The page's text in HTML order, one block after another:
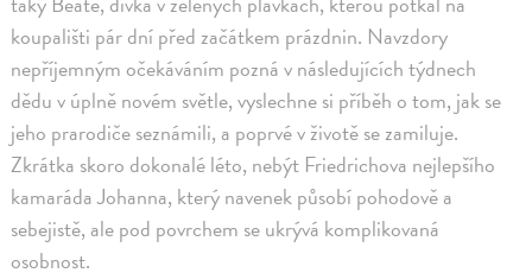
koupališti pár dní před začátkem prázdnin. Navzdory
nepříjemným očekáváním pozná v následujících týdnech
dědu v úplně novém světle, vyslechne si příběh o tom, jak se
jeho prarodiče seznámili, a poprvé v životě se zamiluje.
Zkrátka skoro dokonalé léto, nebýt Friedrichova nejlepšího
kamaráda Johanna, který navenek působí pohodově a
sebejistě, ale pod povrchem se ukrývá komplikovaná
osobnost.